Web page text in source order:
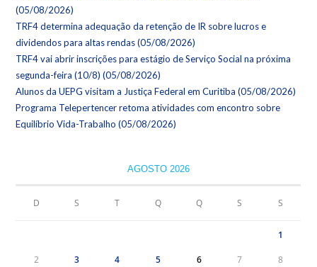
(05/08/2026)
TRF4 determina adequação da retenção de IR sobre lucros e
dividendos para altas rendas (05/08/2026)
TRF4 vai abrir inscrições para estágio de Serviço Social na próxima
segunda-feira (10/8) (05/08/2026)
Alunos da UEPG visitam a Justiça Federal em Curitiba (05/08/2026)
Programa Telepertencer retoma atividades com encontro sobre
Equilíbrio Vida-Trabalho (05/08/2026)
AGOSTO 2026
D S T Q Q S S
1
2 3 4 5 6 7 8